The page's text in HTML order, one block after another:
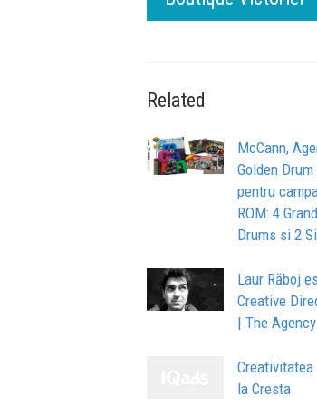
Related
McCann,
Golden
pentru
ROM: 4
Drums si 2
Laur Răboj
Creative
| The Agency
la Cresta